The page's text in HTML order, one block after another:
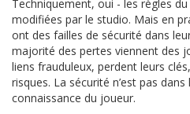
Techniquement, oui - les règles
modifiées par le studio. Mais en
ont des failles de sécurité dans
majorité des pertes viennent des
liens frauduleux, perdent leurs
risques. La sécurité n’est pas
connaissance du joueur.